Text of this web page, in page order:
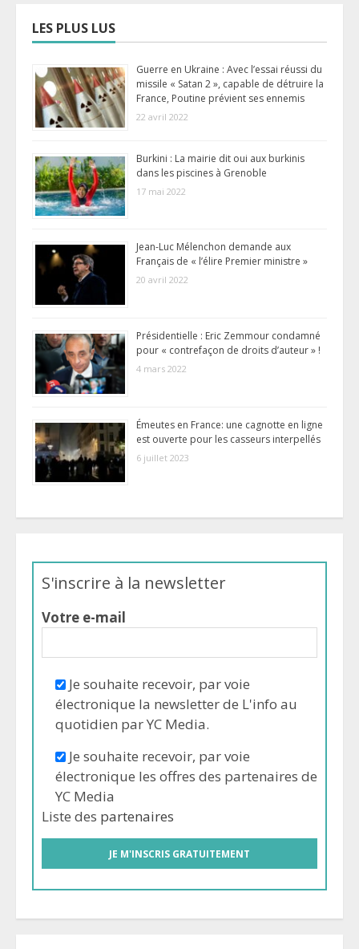
LES PLUS LUS
Guerre en Ukraine : Avec l’essai réussi du
missile « Satan 2 », capable de détruire la
France, Poutine prévient ses ennemis
22 avril 2022
Burkini : La mairie dit oui aux burkinis
dans les piscines à Grenoble
17 mai 2022
Jean-Luc Mélenchon demande aux
Français de « l’élire Premier ministre »
20 avril 2022
Présidentielle : Eric Zemmour condamné
pour « contrefaçon de droits d’auteur » !
4 mars 2022
Émeutes en France: une cagnotte en ligne
est ouverte pour les casseurs interpellés
6 juillet 2023
S'inscrire à la newsletter
Votre e-mail
Je souhaite recevoir, par voie
électronique la newsletter de L'info au
quotidien par YC Media.
Je souhaite recevoir, par voie
électronique les offres des partenaires de
YC Media
Liste des partenaires